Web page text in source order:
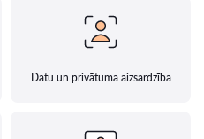
Datu un privātuma aizsardzība